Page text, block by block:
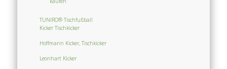
TUNIRO® Tischfußball
Kicker Tischkicker
Hoffmann Kicker, Tischkicker
Leonhart Kicker